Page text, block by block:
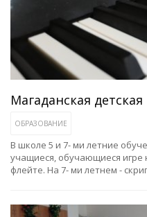
Магаданская
ОБРАЗОВАНИЕ
В школе 5 и 7- ми летние
учащиеся, обучающиеся игре
флейте. На 7- ми летнем -